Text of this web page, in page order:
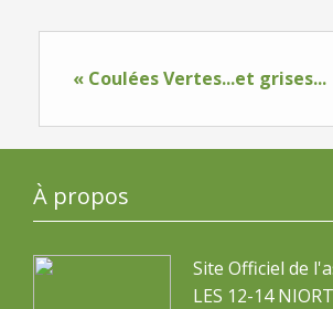
« Coulées Vertes...et grises...
À propos
Site Officiel de
LES 12-14